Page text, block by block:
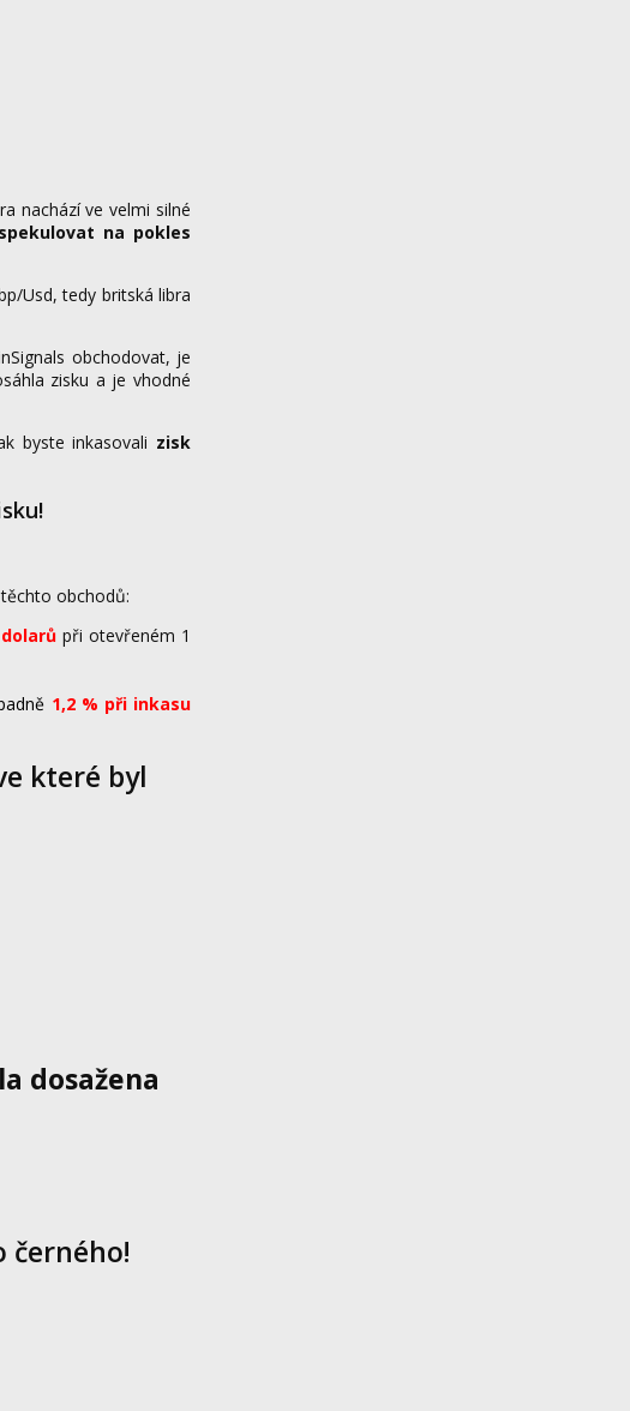
nachází ve velmi silné
na pokles
Usd, tedy britská libra
obchodovat, je
zisku a je vhodné
byste inkasovali zisk
obchodů:
při otevřeném 1
1,2 % při inkasu
které byl
dosažena
černého!